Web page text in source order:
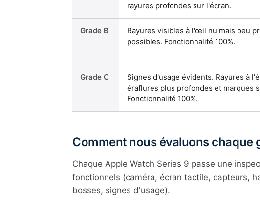
rayures profondes sur l'écran.
Grade B
Rayures visibles à l'œil nu mais peu
possibles. Fonctionnalité 100%.
Grade C
Signes d'usage évidents. Rayures à
éraflures plus profondes et marques
Fonctionnalité 100%.
Comment nous évaluons chaque
Chaque Apple Watch Series 9 passe une
fonctionnels (caméra, écran tactile, capteurs,
bosses, signes d'usage).